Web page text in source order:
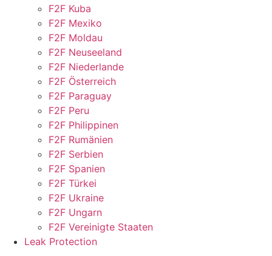
F2F Kuba
F2F Mexiko
F2F Moldau
F2F Neuseeland
F2F Niederlande
F2F Österreich
F2F Paraguay
F2F Peru
F2F Philippinen
F2F Rumänien
F2F Serbien
F2F Spanien
F2F Türkei
F2F Ukraine
F2F Ungarn
F2F Vereinigte Staaten
Leak Protection